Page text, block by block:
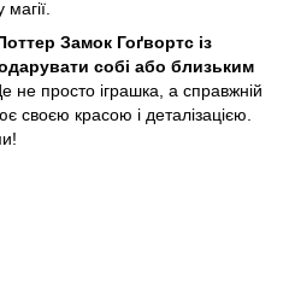
Замок Гоґвортс із
собі або близьким
не просто іграшка, а справжній
своєю красою і деталізацією.